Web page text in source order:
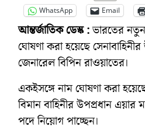
WhatsApp
Email
আন্তর্জাতিক ডেস্ক :ভারতের নতুন
ঘোষণা করা হয়েছে
জেনারেল বিপিন রাওয়াতের।
একইসঙ্গে নাম ঘোষণা করা
বিমান বাহিনীর উপপ্রধান এয়ার
পদে নিয়োগ পাচ্ছেন।